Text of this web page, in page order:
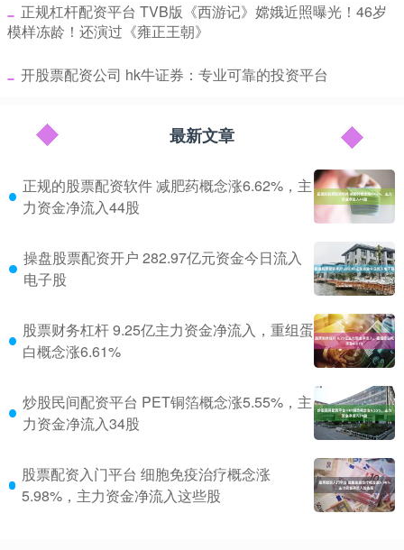
​正规杠杆配资平台 TVB版《西游记》嫦娥近照曝光！46岁
模样冻龄！还演过《雍正王朝》
​开股票配资公司 hk牛证券：专业可靠的投资平台
最新文章
正规的股票配资软件 减肥药概念涨6.62%，主
力资金净流入44股
操盘股票配资开户 282.97亿元资金今日流入
电子股
股票财务杠杆 9.25亿主力资金净流入，重组蛋
白概念涨6.61%
炒股民间配资平台 PET铜箔概念涨5.55%，主
力资金净流入34股
股票配资入门平台 细胞免疫治疗概念涨
5.98%，主力资金净流入这些股